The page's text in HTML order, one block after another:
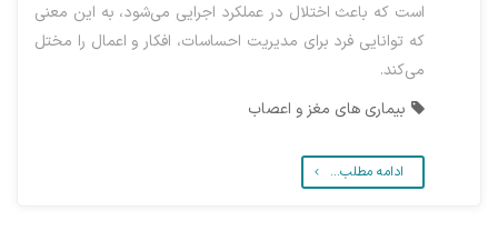
است که باعث اختلال در عملکرد اجرایی می‌شود، به این معنی
که توانایی فرد برای مدیریت احساسات، افکار و اعمال را مختل
می‌کند.
بیماری های مغز و اعصاب
ادامه مطلب...